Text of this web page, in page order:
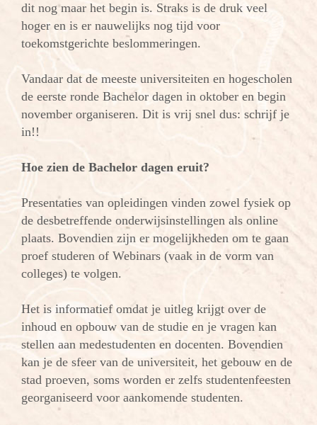
dit nog maar het begin is. Straks is de druk veel
hoger en is er nauwelijks nog tijd voor
toekomstgerichte beslommeringen.
Vandaar dat de meeste universiteiten en hogescholen
de eerste ronde Bachelor dagen in oktober en begin
november organiseren. Dit is vrij snel dus: schrijf je
in!!
Hoe zien de Bachelor dagen eruit?
Presentaties van opleidingen vinden zowel fysiek op
de desbetreffende onderwijsinstellingen als online
plaats. Bovendien zijn er mogelijkheden om te gaan
proef studeren of Webinars (vaak in de vorm van
colleges) te volgen.
Het is informatief omdat je uitleg krijgt over de
inhoud en opbouw van de studie en je vragen kan
stellen aan medestudenten en docenten. Bovendien
kan je de sfeer van de universiteit, het gebouw en de
stad proeven, soms worden er zelfs studentenfeesten
georganiseerd voor aankomende studenten.